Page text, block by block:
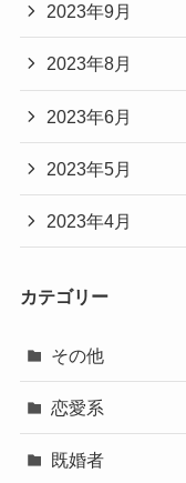
2023年9月
2023年8月
2023年6月
2023年5月
2023年4月
カテゴリー
その他
恋愛系
既婚者